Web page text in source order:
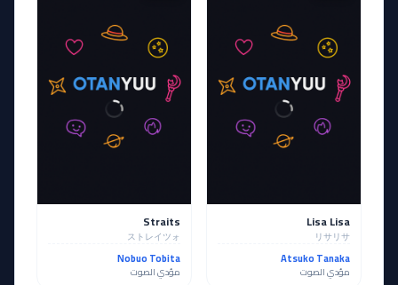
Lisa Lisa
リサリサ
Atsuko Tanaka
مؤدي الصوت
Straits
ストレイツォ
Nobuo Tobita
مؤدي الصوت